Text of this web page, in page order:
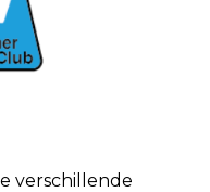
verschillende